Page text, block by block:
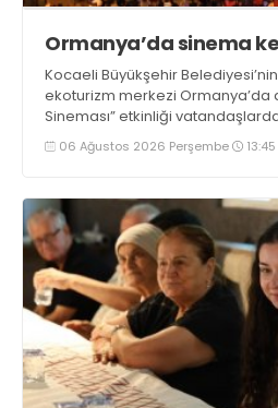
Ormanya’da sinema
Kocaeli Büyükşehir
ekoturizm merkezi Ormanya’da
Sineması” etkinliği
06 Ağustos 2026 Perşembe 13:45